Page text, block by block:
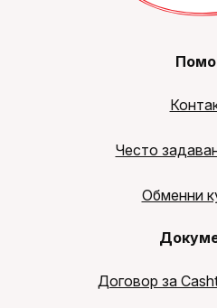
Често
Обменни
Договор за